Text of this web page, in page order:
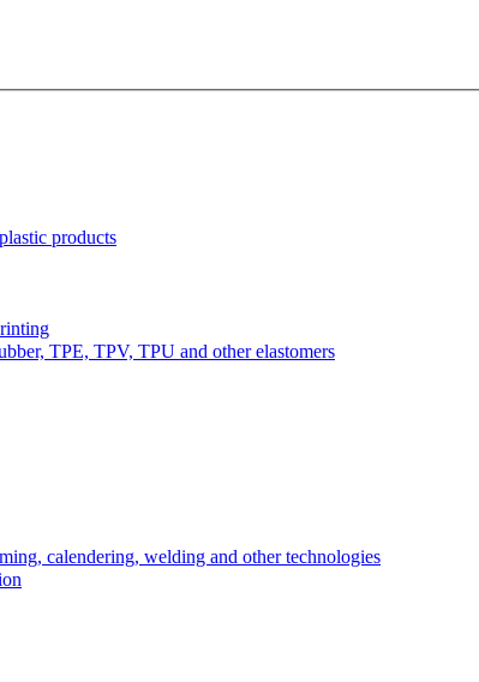
products
TPE, TPV, TPU and other elastomers
calendering, welding and other technologies